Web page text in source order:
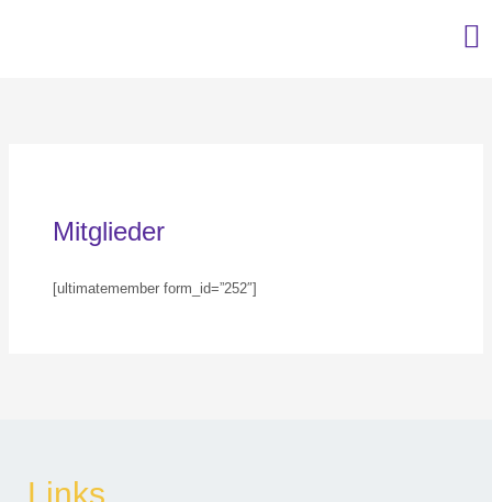
Mitglieder
[ultimatemember form_id=”252″]
Links